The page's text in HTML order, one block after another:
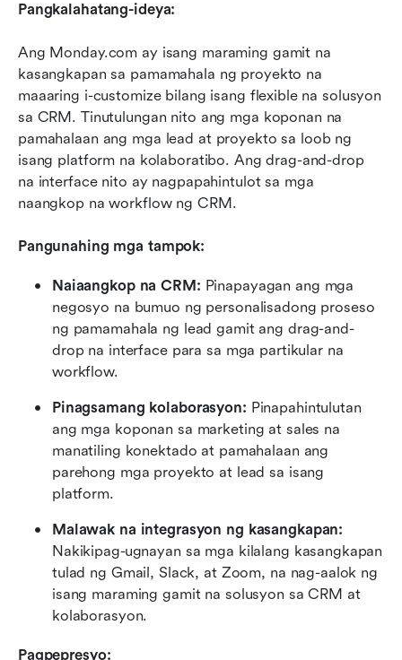
Pangkalahatang-ideya:
Ang Monday.com ay isang maraming gamit na
kasangkapan sa pamamahala ng proyekto na
maaaring i-customize bilang isang flexible na solusyon
sa CRM. Tinutulungan nito ang mga koponan na
pamahalaan ang mga lead at proyekto sa loob ng
isang platform na kolaboratibo. Ang drag-and-drop
na interface nito ay nagpapahintulot sa mga
naangkop na workflow ng CRM.
Pangunahing mga tampok:
Naiaangkop na CRM: Pinapayagan ang mga
negosyo na bumuo ng personalisadong proseso
ng pamamahala ng lead gamit ang drag-and-
drop na interface para sa mga partikular na
workflow.
Pinagsamang kolaborasyon: Pinapahintulutan
ang mga koponan sa marketing at sales na
manatiling konektado at pamahalaan ang
parehong mga proyekto at lead sa isang
platform.
Malawak na integrasyon ng kasangkapan:
Nakikipag-ugnayan sa mga kilalang kasangkapan
tulad ng Gmail, Slack, at Zoom, na nag-aalok ng
isang maraming gamit na solusyon sa CRM at
kolaborasyon.
Pagpepresyo: